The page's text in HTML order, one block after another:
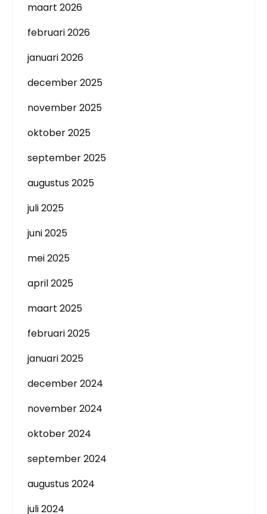
maart 2026
februari 2026
januari 2026
december 2025
november 2025
oktober 2025
september 2025
augustus 2025
juli 2025
juni 2025
mei 2025
april 2025
maart 2025
februari 2025
januari 2025
december 2024
november 2024
oktober 2024
september 2024
augustus 2024
juli 2024